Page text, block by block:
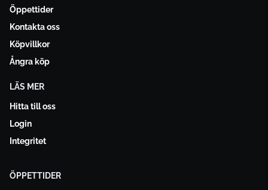
Öppettider
Kontakta oss
Köpvillkor
Ångra köp
LÄS MER
Hitta till oss
Login
Integritet
ÖPPETTIDER